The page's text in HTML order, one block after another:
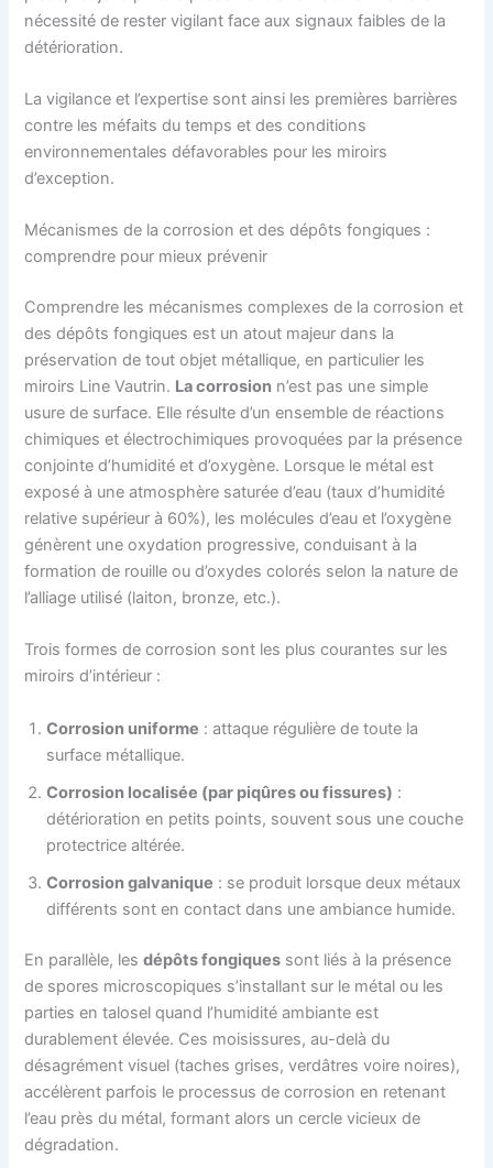
nécessité de rester vigilant face aux signaux faibles de la
détérioration.
La vigilance et l’expertise sont ainsi les premières barrières
contre les méfaits du temps et des conditions
environnementales défavorables pour les miroirs
d’exception.
Mécanismes de la corrosion et des dépôts fongiques :
comprendre pour mieux prévenir
Comprendre les mécanismes complexes de la corrosion et
des dépôts fongiques est un atout majeur dans la
préservation de tout objet métallique, en particulier les
miroirs Line Vautrin. La corrosion n’est pas une simple
usure de surface. Elle résulte d’un ensemble de réactions
chimiques et électrochimiques provoquées par la présence
conjointe d’humidité et d’oxygène. Lorsque le métal est
exposé à une atmosphère saturée d’eau (taux d’humidité
relative supérieur à 60%), les molécules d’eau et l’oxygène
génèrent une oxydation progressive, conduisant à la
formation de rouille ou d’oxydes colorés selon la nature de
l’alliage utilisé (laiton, bronze, etc.).
Trois formes de corrosion sont les plus courantes sur les
miroirs d’intérieur :
Corrosion uniforme : attaque régulière de toute la
surface métallique.
Corrosion localisée (par piqûres ou fissures) :
détérioration en petits points, souvent sous une couche
protectrice altérée.
Corrosion galvanique : se produit lorsque deux métaux
différents sont en contact dans une ambiance humide.
En parallèle, lesdépôts fongiques sont liés à la présence
de spores microscopiques s’installant sur le métal ou les
parties en talosel quand l’humidité ambiante est
durablement élevée. Ces moisissures, au-delà du
désagrément visuel (taches grises, verdâtres voire noires),
accélèrent parfois le processus de corrosion en retenant
l’eau près du métal, formant alors un cercle vicieux de
dégradation.